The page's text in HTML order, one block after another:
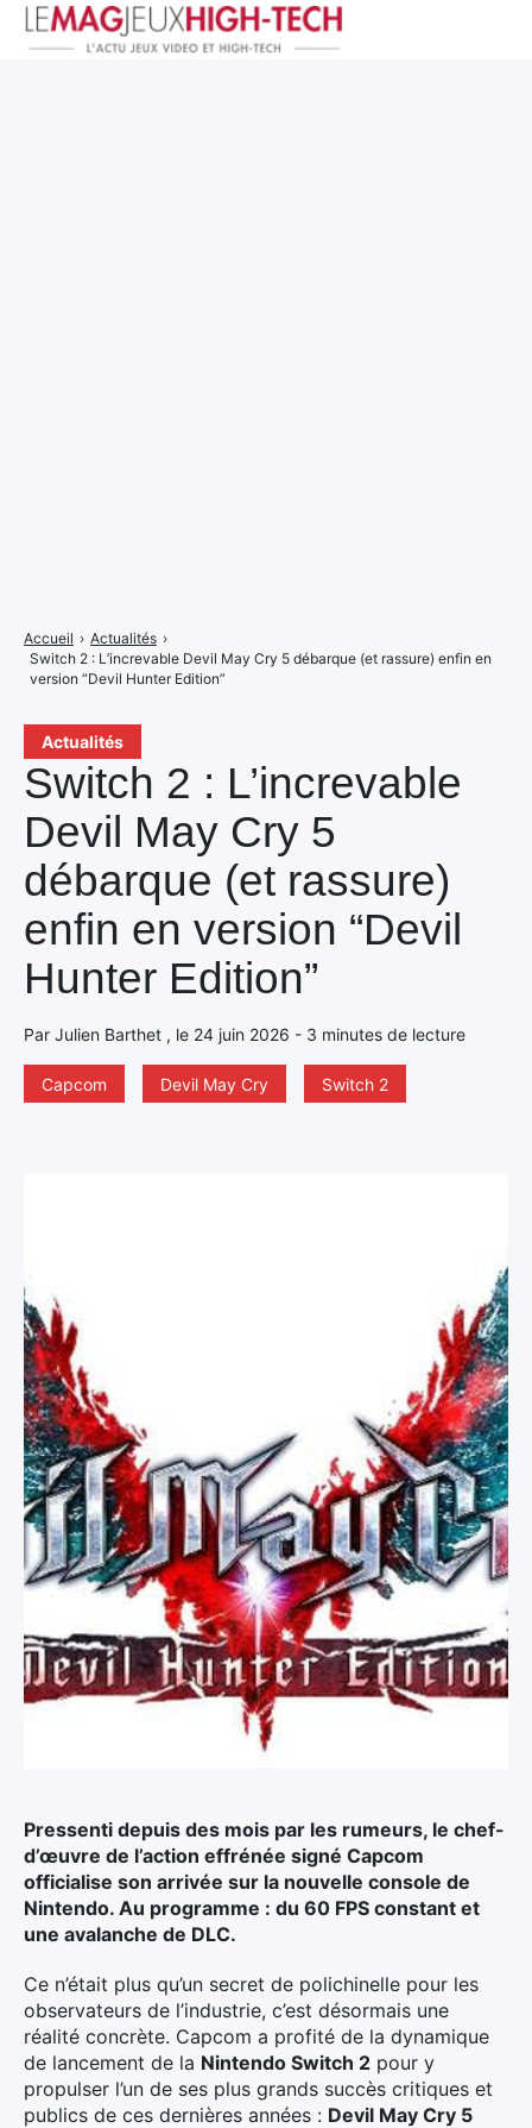
Actualités
Switch 2 : L’increvable
Devil May Cry 5
débarque (et rassure)
enfin en version “Devil
Hunter Edition”
Par Julien Barthet , le 24 juin 2026 - 3 minutes de lecture
Capcom Devil May Cry Switch 2
Accueil › Actualités ›
Switch 2 : L’increvable Devil May Cry 5 débarque (et rassure) enfin en
version “Devil Hunter Edition”
Pressenti depuis des mois par les rumeurs, le chef-
d’œuvre de l’action effrénée signé Capcom
officialise son arrivée sur la nouvelle console de
Nintendo. Au programme : du 60 FPS constant et
une avalanche de DLC.
Ce n’était plus qu’un secret de polichinelle pour les
observateurs de l’industrie, c’est désormais une
réalité concrète. Capcom a profité de la dynamique
de lancement de la Nintendo Switch 2 pour y
propulser l’un de ses plus grands succès critiques et
publics de ces dernières années : Devil May Cry 5